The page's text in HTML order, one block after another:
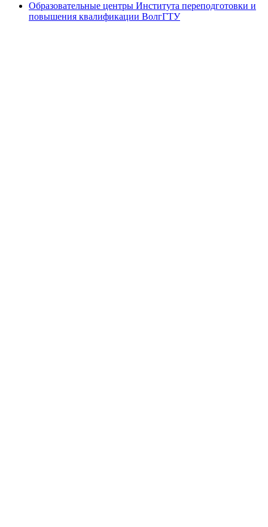
Образовательные центры Института переподготовки и
повышения квалификации ВолгГТУ